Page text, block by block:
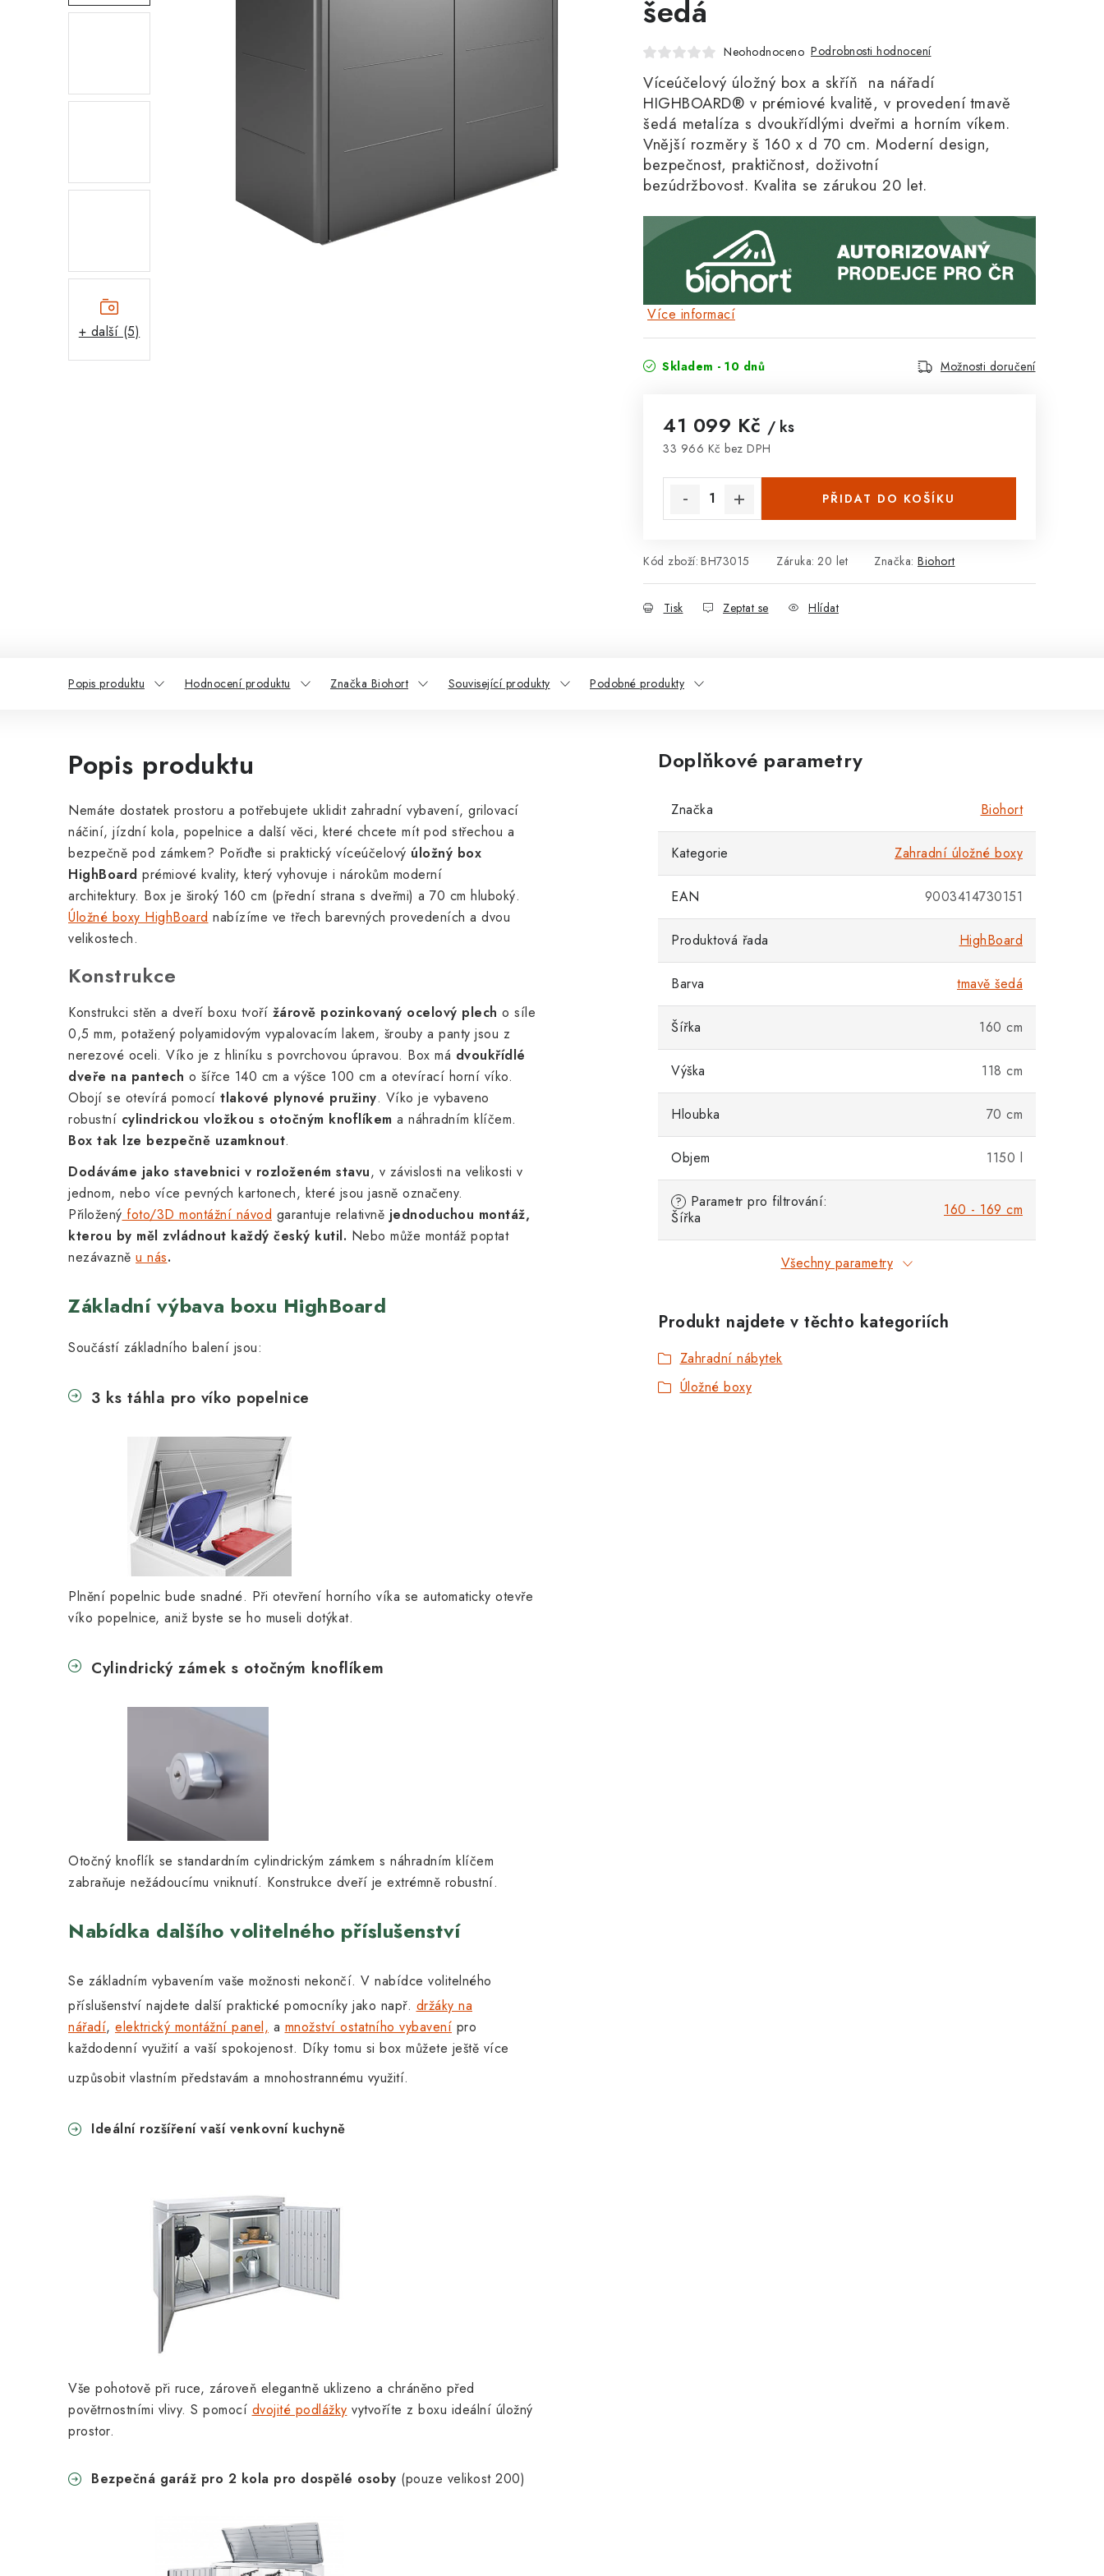
+ další (5)
šedá
Neohodnoceno Podrobnosti hodnocení
Víceúčelový úložný box a skříň na nářadí
HIGHBOARD® v prémiové kvalitě, v provedení tmavě
šedá metalíza s dvoukřídlými dveřmi a horním víkem.
Vnější rozměry š 160 x d 70 cm. Moderní design,
bezpečnost, praktičnost, doživotní
bezúdržbovost. Kvalita se zárukou 20 let.
Více informací
Skladem - 10 dnů Možnosti doručení
41 099 Kč / ks
33 966 Kč bez DPH
PŘIDAT DO KOŠÍKU
Kód zboží: BH73015 Záruka: 20 let Značka: Biohort
Tisk Zeptat se Hlídat
Popis produktu Hodnocení produktu Značka Biohort Související produkty Podobné produkty
Popis produktu
Nemáte dostatek prostoru a potřebujete uklidit zahradní vybavení, grilovací
náčiní, jízdní kola, popelnice a další věci, které chcete mít pod střechou a
bezpečně pod zámkem? Pořiďte si praktický víceúčelový úložný box
HighBoard prémiové kvality, který vyhovuje i nárokům moderní
architektury. Box je široký 160 cm (přední strana s dveřmi) a 70 cm hluboký.
Úložné boxy HighBoard nabízíme ve třech barevných provedeních a dvou
velikostech.
Konstrukce
Konstrukci stěn a dveří boxu tvoří žárově pozinkovaný ocelový plech o síle
0,5 mm, potažený polyamidovým vypalovacím lakem, šrouby a panty jsou z
nerezové oceli. Víko je z hliníku s povrchovou úpravou. Box má dvoukřídlé
dveře na pantech o šířce 140 cm a výšce 100 cm a otevírací horní víko.
Obojí se otevírá pomocí tlakové plynové pružiny. Víko je vybaveno
robustní cylindrickou vložkou s otočným knoflíkem a náhradním klíčem.
Box tak lze bezpečně uzamknout.
Dodáváme jako stavebnici v rozloženém stavu, v závislosti na velikosti v
jednom, nebo více pevných kartonech, které jsou jasně označeny.
Přiložený foto/3D montážní návod garantuje relativně jednoduchou montáž,
kterou by měl zvládnout každý český kutil. Nebo může montáž poptat
nezávazně u nás.
Základní výbava boxu HighBoard
Součástí základního balení jsou:
3 ks táhla pro víko popelnice
Plnění popelnic bude snadné. Při otevření horního víka se automaticky otevře
víko popelnice, aniž byste se ho museli dotýkat.
Cylindrický zámek s otočným knoflíkem
Otočný knoflík se standardním cylindrickým zámkem s náhradním klíčem
zabraňuje nežádoucímu vniknutí. Konstrukce dveří je extrémně robustní.
Nabídka dalšího volitelného příslušenství
Se základním vybavením vaše možnosti nekončí. V nabídce volitelného
příslušenství najdete další praktické pomocníky jako např. držáky na
nářadí, elektrický montážní panel, a množství ostatního vybavení pro
každodenní využití a vaší spokojenost. Díky tomu si box můžete ještě více
uzpůsobit vlastním představám a mnohostrannému využití.
Ideální rozšíření vaší venkovní kuchyně
Vše pohotově při ruce, zároveň elegantně uklizeno a chráněno před
povětrnostními vlivy. S pomocí dvojité podlážky vytvoříte z boxu ideální úložný
prostor.
Bezpečná garáž pro 2 kola pro dospělé osoby (pouze velikost 200)
Doplňkové parametry
Značka Biohort
Kategorie Zahradní úložné boxy
EAN 9003414730151
Produktová řada HighBoard
Barva tmavě šedá
Šířka 160 cm
Výška 118 cm
Hloubka 70 cm
Objem 1150 l
? Parametr pro filtrování:
Šířka
160 - 169 cm
Všechny parametry
Produkt najdete v těchto kategoriích
Zahradní nábytek
Úložné boxy